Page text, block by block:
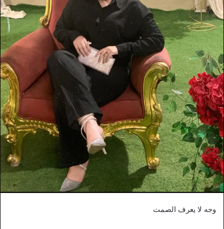
وجه لا يعرف الصمت